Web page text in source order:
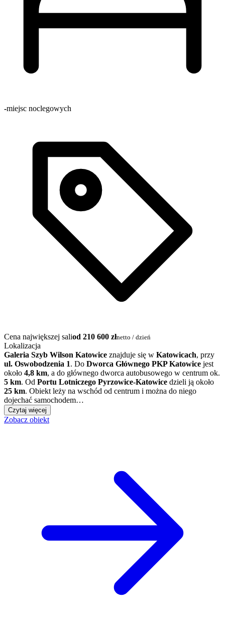
-miejsc noclegowych
Cena największej saliod 210 600 złnetto / dzień
Lokalizacja
Galeria Szyb Wilson Katowice znajduje się w Katowicach, przy
ul. Oswobodzenia 1. Do Dworcа Głównego PKP Katowice jest
około 4,8 km, a do głównego dworca autobusowego w centrum ok.
5 km. Od Portu Lotniczego Pyrzowice-Katowice dzieli ją około
25 km. Obiekt leży na wschód od centrum i można do niego
dojechać samochodem…
Czytaj więcej
Zobacz obiekt